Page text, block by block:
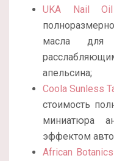
UKA Nail
масла
апельсина;
Coola Sunless
стоимость
миниатюра
эффектом
African